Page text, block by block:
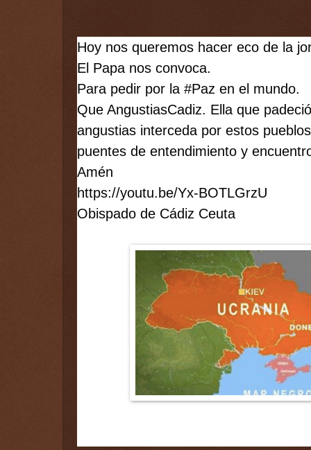
Hoy nos queremos hacer eco de la
El Papa nos convoca.
Para pedir por la #Paz en el mundo.
Que AngustiasCadiz. Ella que
angustias interceda por estos
puentes de entendimiento y
Amén
https://youtu.be/Yx-BOTLGrzU
Obispado de Cádiz Ceuta